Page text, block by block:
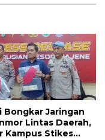
Bongkar Jaringan
Lintas Daerah,
Kampus Stikes